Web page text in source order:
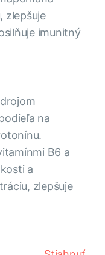
zlepšuje
imunitný
na
B6 a
a
zlepšuje